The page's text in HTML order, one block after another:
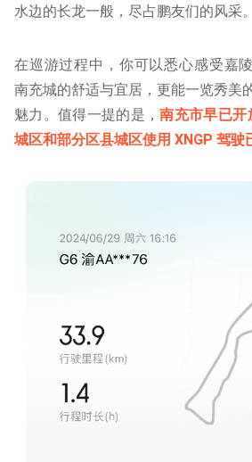
水边的长龙一般，尽占鹏友们的风采。
在巡游过程中，你可以悉心感受嘉
南充城的舒适与宜居，更能一览秀美
魅力。值得一提的是，南充市早已开
城区和部分区县城区使用 XNGP 驾驶